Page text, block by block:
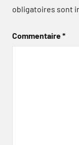
obligatoires sont
Commentaire*